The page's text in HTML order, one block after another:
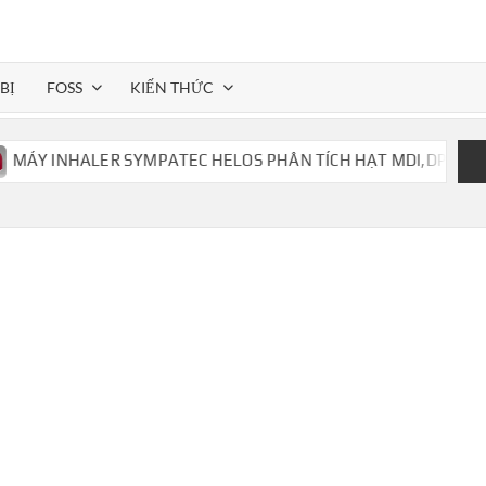
FOSS KIẾN THỨC
INHALER SYMPATEC HELOS PHÂN TÍCH HẠT MDI,DPI,..